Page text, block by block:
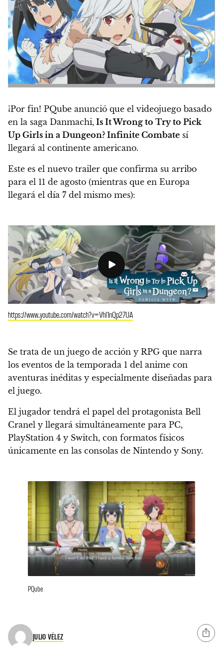
¡Por fin! PQube anunció que el videojuego basado
en la saga Danmachi, Is It Wrong to Try to Pick
Up Girls in a Dungeon? Infinite Combate sí
llegará al continente americano.
Este es el nuevo trailer que confirma su arribo
para el 11 de agosto (mientras que en Europa
llegará el día 7 del mismo mes):
https://www.youtube.com/watch?v=Vhl1nQp27UA
Se trata de un juego de acción y RPG que narra
los eventos de la temporada 1 del anime con
aventuras inéditas y especialmente diseñadas para
el juego.
El jugador tendrá el papel del protagonista Bell
Cranel y llegará simultáneamente para PC,
PlayStation 4 y Switch, con formatos físicos
únicamente en las consolas de Nintendo y Sony.
PQube
JULIO VÉLEZ